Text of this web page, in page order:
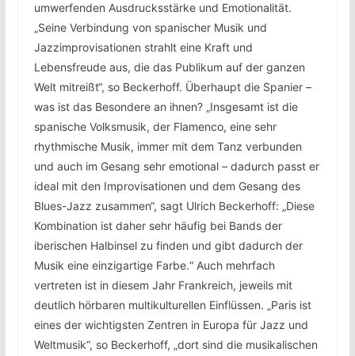
umwerfenden Ausdrucksstärke und Emotionalität.
„Seine Verbindung von spanischer Musik und
Jazzimprovisationen strahlt eine Kraft und
Lebensfreude aus, die das Publikum auf der ganzen
Welt mitreißt“, so Beckerhoff. Überhaupt die Spanier –
was ist das Besondere an ihnen? „Insgesamt ist die
spanische Volksmusik, der Flamenco, eine sehr
rhythmische Musik, immer mit dem Tanz verbunden
und auch im Gesang sehr emotional – dadurch passt er
ideal mit den Improvisationen und dem Gesang des
Blues-Jazz zusammen“, sagt Ulrich Beckerhoff: „Diese
Kombination ist daher sehr häufig bei Bands der
iberischen Halbinsel zu finden und gibt dadurch der
Musik eine einzigartige Farbe.“ Auch mehrfach
vertreten ist in diesem Jahr Frankreich, jeweils mit
deutlich hörbaren multikulturellen Einflüssen. „Paris ist
eines der wichtigsten Zentren in Europa für Jazz und
Weltmusik“, so Beckerhoff, „dort sind die musikalischen